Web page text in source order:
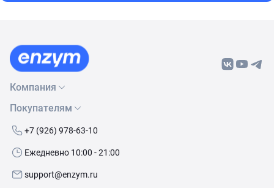
Компания
О нас
Бренды
Контакты
Покупателям
Как сделать заказ
Условия доставки
+7 (926) 978-63-10
Ежедневно 10:00 - 21:00
support@enzym.ru